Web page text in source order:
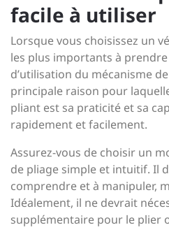
facile à utiliser
Lorsque vous choisissez un
les plus importants à
d’utilisation du mécanisme
principale raison pour
pliant est sa praticité et sa
rapidement et facilement.
Assurez-vous de choisir un
de pliage simple et intuitif. Il
comprendre et à manipuler,
Idéalement, il ne devrait
supplémentaire pour le plier